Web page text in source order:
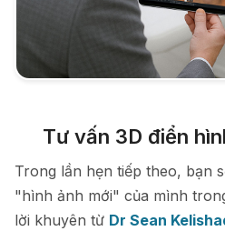
Tư vấn 3D điển
Trong lần hẹn tiếp theo, bạn
"hình ảnh mới" của mình
lời khuyên từ Dr Sean